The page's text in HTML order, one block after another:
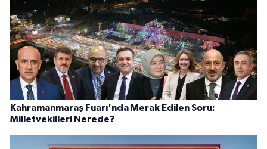
Kahramanmaraş Fuarı'nda Merak Edilen Soru:
Milletvekilleri Nerede?